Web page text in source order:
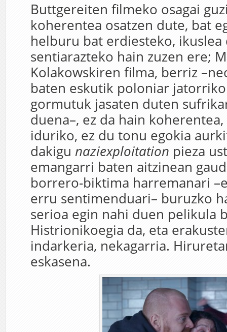
Buttgereiten filmeko osagai
koherentea osatzen dute, bat
helburu bat erdiesteko, ikuslea
sentiarazteko hain zuzen ere;
Kolakowskiren filma, berriz
baten eskutik poloniar
gormutuk jasaten duten
duena–, ez da hain
iduriko, ez du tonu egokia
dakigu naziexploitation pieza
emangarri baten aitzinean
borrero-biktima harremanari
erru sentimenduari– buruzko
serioa egin nahi duen pelikula
Histrionikoegia da, eta
indarkeria, nekagarria.
eskasena.